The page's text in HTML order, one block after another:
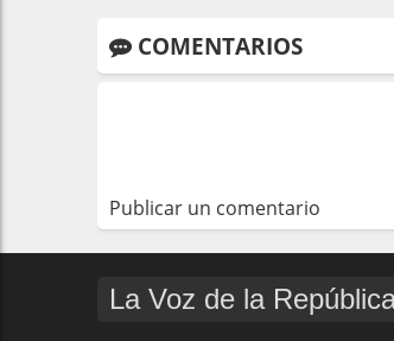
COMENTARIOS
Publicar un comentario
La Voz de la